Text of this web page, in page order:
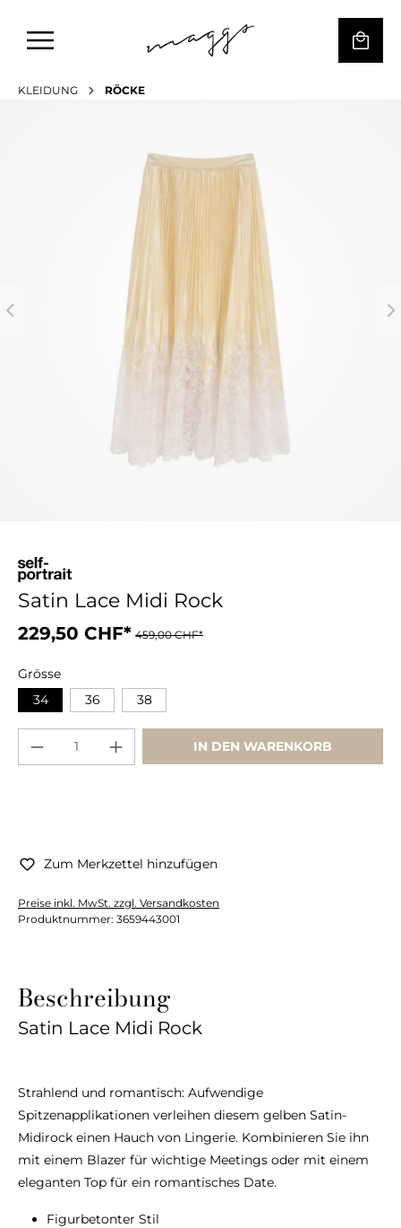
KLEIDUNG RÖCKE
Satin Lace Midi Rock
229,50 CHF* 459,00 CHF*
Grösse
34
36 38
IN DEN WARENKORB
Zum Merkzettel hinzufügen
Preise inkl. MwSt. zzgl. Versandkosten
Produktnummer: 3659443001
Beschreibung
Satin Lace Midi Rock
Strahlend und romantisch: Aufwendige
Spitzenapplikationen verleihen diesem gelben Satin-
Midirock einen Hauch von Lingerie. Kombinieren Sie ihn
mit einem Blazer für wichtige Meetings oder mit einem
eleganten Top für ein romantisches Date.
Figurbetonter Stil